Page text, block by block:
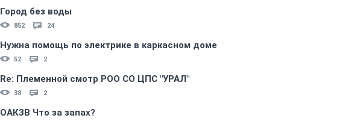
Город без воды
852 24
Нужна помощь по электрике в каркасном доме
52 2
Re: Племеннoй смoтр РOO CO ЦПС "УРАЛ"
38 2
ОАКЗВ Что за запах?